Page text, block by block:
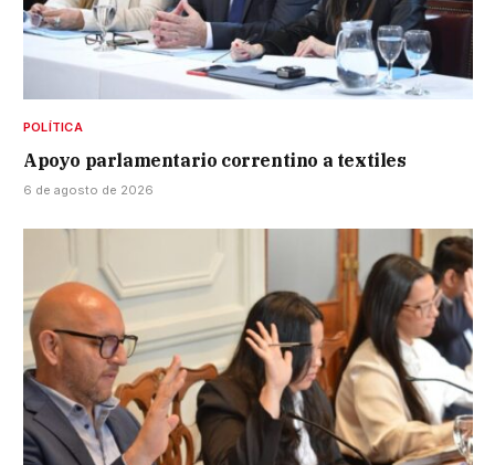
POLÍTICA
Apoyo parlamentario correntino a textiles
6 de agosto de 2026